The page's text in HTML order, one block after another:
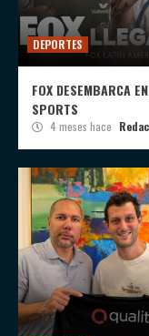
DEPORTES
FOX DESEMBARCA
SPORTS
4 meses hace